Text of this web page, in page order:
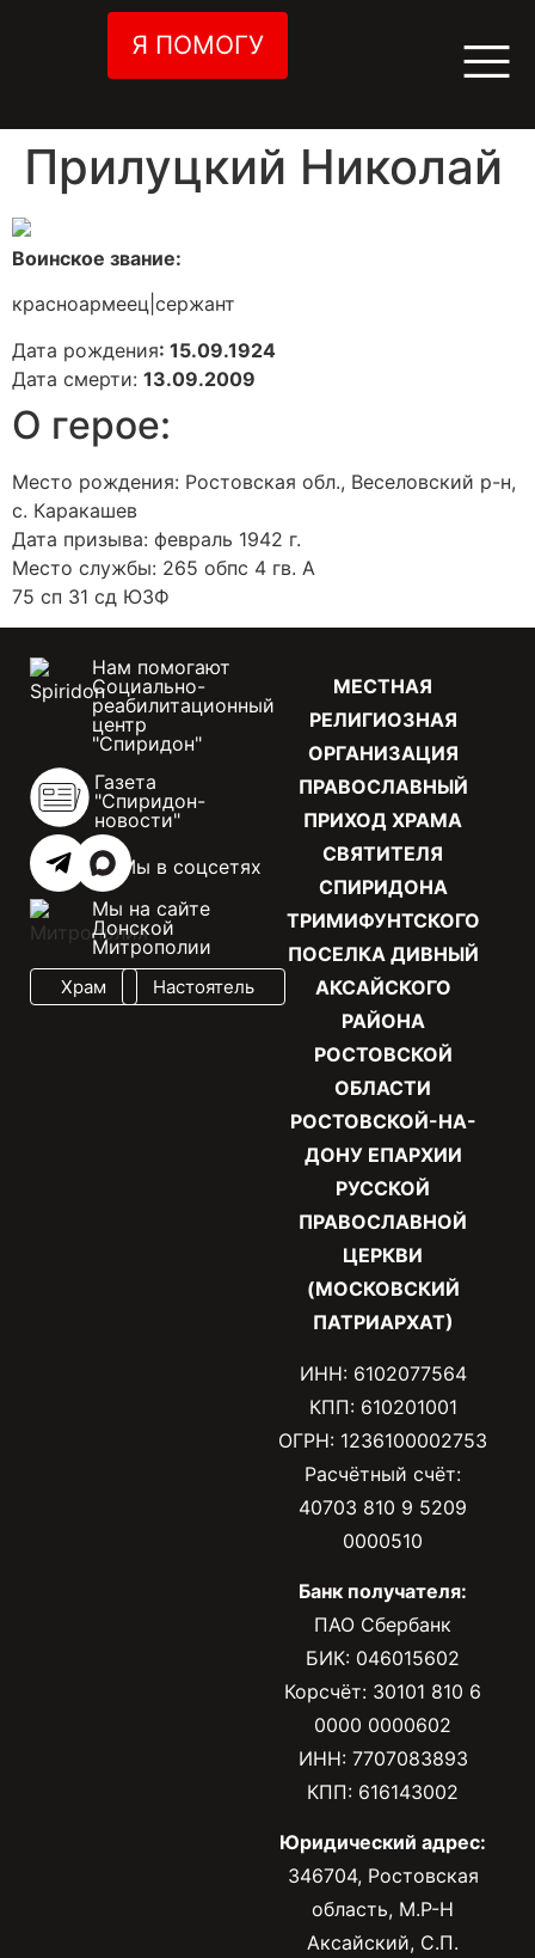
Я ПОМОГУ
Прилуцкий Николай
Воинское звание:
красноармеец|сержант
Дата рождения: 15.09.1924
Дата смерти: 13.09.2009
О герое:
Место рождения: Ростовская обл., Веселовский р-н,
с. Каракашев
Дата призыва: февраль 1942 г.
Место службы: 265 обпс 4 гв. А
75 сп 31 сд ЮЗФ
МЕСТНАЯ
РЕЛИГИОЗНАЯ
ОРГАНИЗАЦИЯ
ПРАВОСЛАВНЫЙ
ПРИХОД ХРАМА
СВЯТИТЕЛЯ
СПИРИДОНА
ТРИМИФУНТСКОГО
ПОСЕЛКА ДИВНЫЙ
АКСАЙСКОГО
РАЙОНА
РОСТОВСКОЙ
ОБЛАСТИ
РОСТОВСКОЙ-НА-
ДОНУ ЕПАРХИИ
РУССКОЙ
ПРАВОСЛАВНОЙ
ЦЕРКВИ
(МОСКОВСКИЙ
ПАТРИАРХАТ)
ИНН: 6102077564
КПП: 610201001
ОГРН: 1236100002753
Расчётный счёт:
40703 810 9 5209
0000510
Банк получателя:
ПАО Сбербанк
БИК: 046015602
Корсчёт: 30101 810 6
0000 0000602
ИНН: 7707083893
КПП: 616143002
Юридический адрес:
346704, Ростовская
область, М.Р-Н
Аксайский, С.П.
Нам помогают
Социально-
реабилитационный
центр
"Спиридон"
Газета
"Спиридон-
новости"
Мы в соцсетях
Мы на сайте
Донской
Митрополии
Храм Настоятель